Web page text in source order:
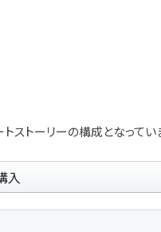
トーリーの構成となってい
入